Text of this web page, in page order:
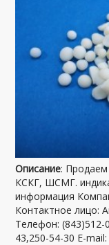
Описание:
КСКГ, ШСМГ.
информация
Контактное лицо:
Телефон: (843)512-
43,250-54-30 E-